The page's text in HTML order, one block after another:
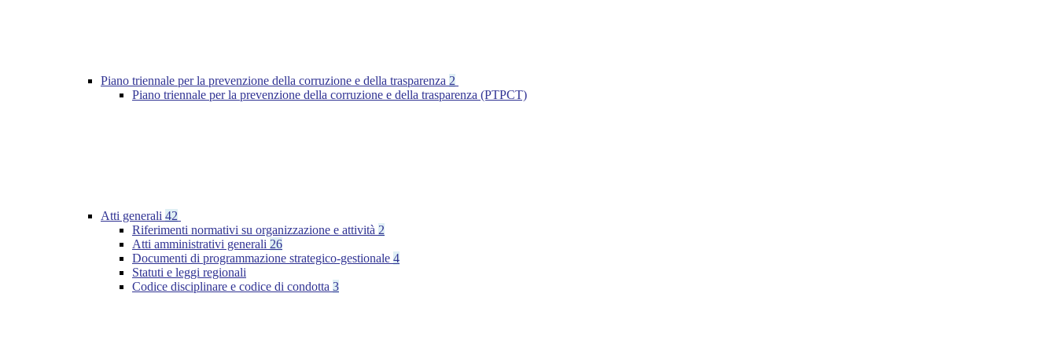
Piano triennale per la prevenzione della corruzione e della trasparenza 2
Piano triennale per la prevenzione della corruzione e della trasparenza (PTPCT)
Atti generali 42
Riferimenti normativi su organizzazione e attività 2
Atti amministrativi generali 26
Documenti di programmazione strategico-gestionale 4
Statuti e leggi regionali
Codice disciplinare e codice di condotta 3